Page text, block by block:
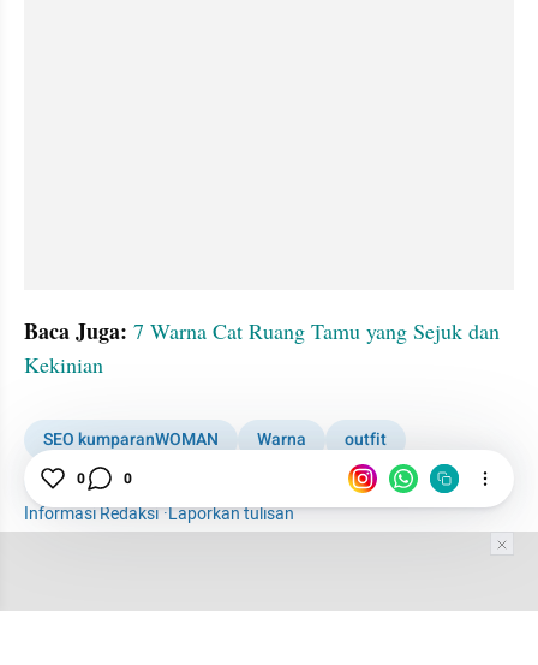
Baca Juga: 7 Warna Cat Ruang Tamu yang Sejuk dan
Kekinian
SEO kumparanWOMAN Warna
outfit
Interior Rumah
Informasi Redaksi·Laporkan tulisan
0 0